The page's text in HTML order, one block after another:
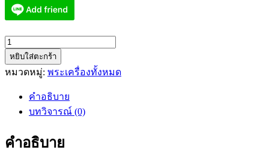
จำนวน
ตะ
กรุ
เมตตา
เงิน
หยิบใส่ตะกร้า
หมวดหมู่: พระเครื่องทั้งหมด
คำอธิบาย
บทวิจารณ์ (0)
คำอธิบาย